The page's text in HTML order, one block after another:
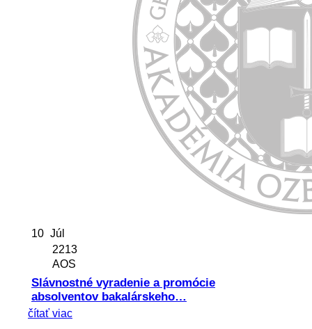
10 Júl
2213
AOS
Slávnostné vyradenie a promócie
absolventov bakalárskeho…
čítať viac